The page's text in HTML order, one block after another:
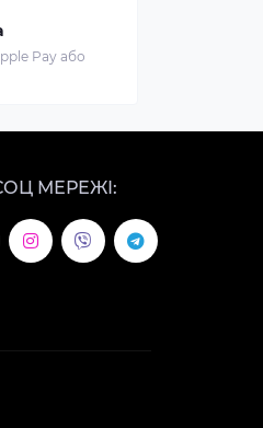
Pay або
МЕРЕЖІ: